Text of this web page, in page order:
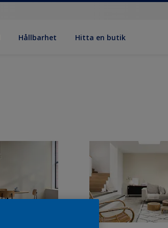
Hållbarhet Hitta en butik